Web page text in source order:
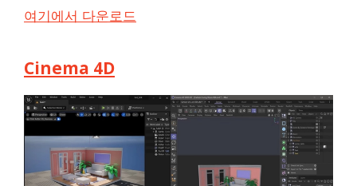
여기에서 다운로드
Cinema 4D